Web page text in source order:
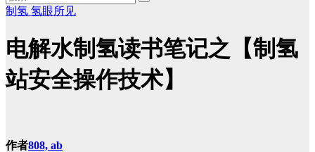
制氢 氢眼所见
电解水制氢读书笔记之【制氢
站安全操作技术】
作者808, ab